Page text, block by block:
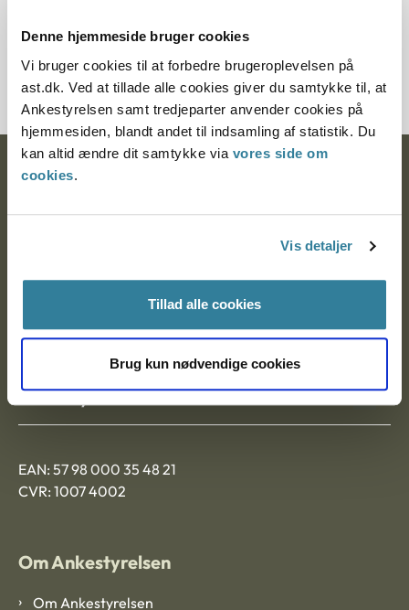
Denne hjemmeside bruger cookies
Vi bruger cookies til at forbedre brugeroplevelsen på
ast.dk. Ved at tillade alle cookies giver du samtykke til, at
Ankestyrelsen samt tredjeparter anvender cookies på
hjemmesiden, blandt andet til indsamling af statistik. Du
kan altid ændre dit samtykke via vores side om
cookies.
Vis detaljer
Tillad alle cookies
Brug kun nødvendige cookies
Journalnummer
20483-91
Ankestyrelsen
Postadresse:
Ankestyrelsen Aalborg
EAN: 57 98 000 35 48 21
CVR: 1007 4002
Om Ankestyrelsen
Om Ankestyrelsen